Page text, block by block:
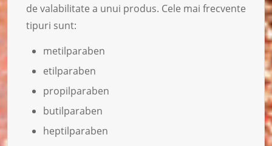
de valabilitate a unui produs. Cele mai frecvente
tipuri sunt:
metilparaben
etilparaben
propilparaben
butilparaben
heptilparaben